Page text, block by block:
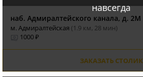
навсегда
наб. Адмиралтейского канала, д. 2М
м. Адмиралтейская (1.9 км, 28 мин)
1000 ₽
ЗАКАЗАТЬ СТОЛИК